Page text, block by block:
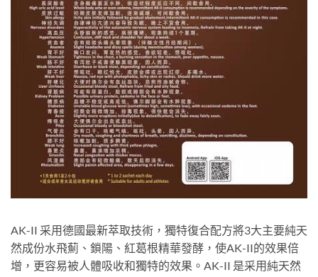
AK-II 采用德國最新萃取技術，獨特復合配方將3大主要純天
然成份水飛薊、鎖陽、紅葛根精華發酵，使AK-II的效果倍
增，更容易被人體吸收和獨特的效果。AK-II 是采用純天然